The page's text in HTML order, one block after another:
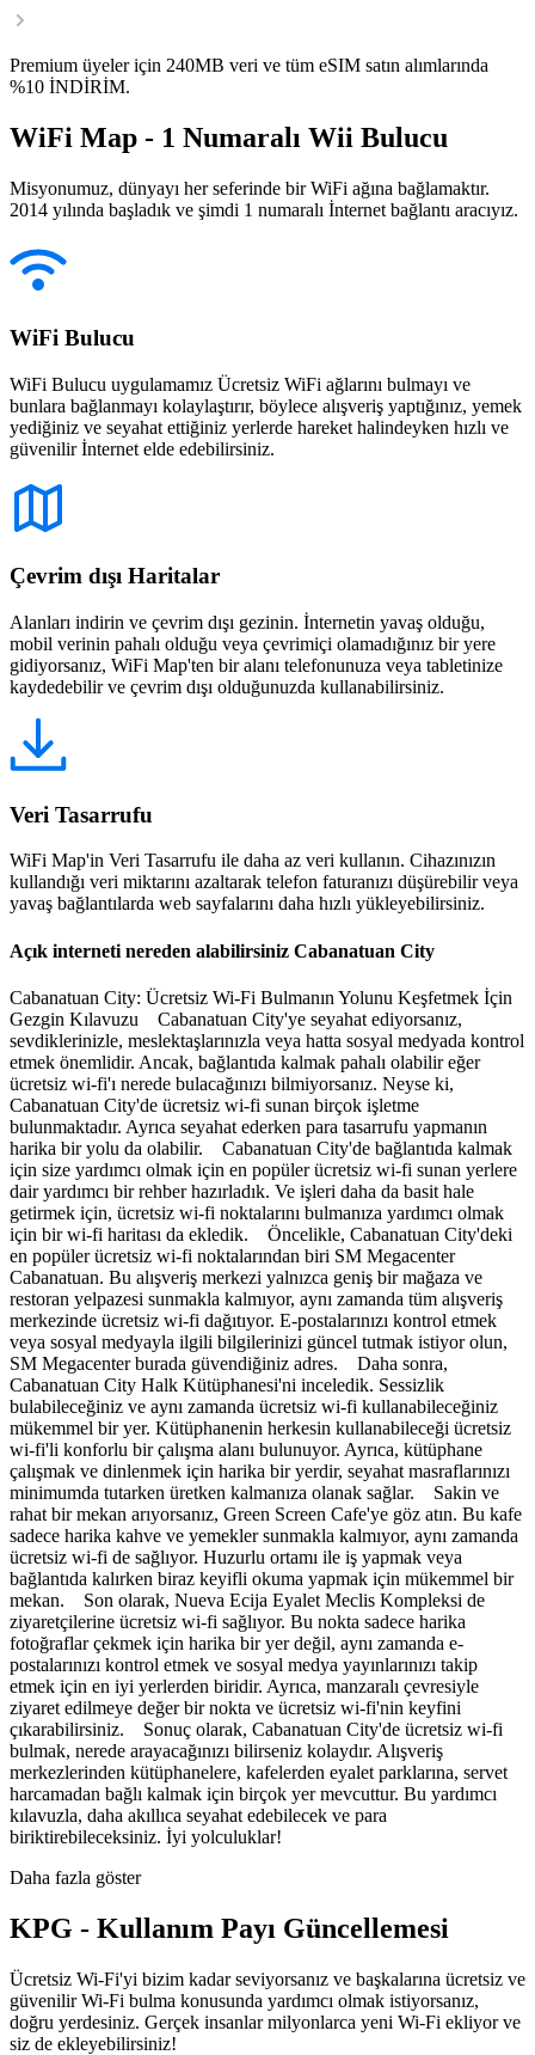
Premium üyeler için 240MB veri ve tüm eSIM satın alımlarında
%10 İNDİRİM.
WiFi Map - 1 Numaralı Wii Bulucu
Misyonumuz, dünyayı her seferinde bir WiFi ağına bağlamaktır.
2014 yılında başladık ve şimdi 1 numaralı İnternet bağlantı aracıyız.
WiFi Bulucu
WiFi Bulucu uygulamamız Ücretsiz WiFi ağlarını bulmayı ve
bunlara bağlanmayı kolaylaştırır, böylece alışveriş yaptığınız, yemek
yediğiniz ve seyahat ettiğiniz yerlerde hareket halindeyken hızlı ve
güvenilir İnternet elde edebilirsiniz.
Çevrim dışı Haritalar
Alanları indirin ve çevrim dışı gezinin. İnternetin yavaş olduğu,
mobil verinin pahalı olduğu veya çevrimiçi olamadığınız bir yere
gidiyorsanız, WiFi Map'ten bir alanı telefonunuza veya tabletinize
kaydedebilir ve çevrim dışı olduğunuzda kullanabilirsiniz.
Veri Tasarrufu
WiFi Map'in Veri Tasarrufu ile daha az veri kullanın. Cihazınızın
kullandığı veri miktarını azaltarak telefon faturanızı düşürebilir veya
yavaş bağlantılarda web sayfalarını daha hızlı yükleyebilirsiniz.
Açık interneti nereden alabilirsiniz Cabanatuan City
Cabanatuan City: Ücretsiz Wi-Fi Bulmanın Yolunu Keşfetmek İçin
Gezgin Kılavuzu Cabanatuan City'ye seyahat ediyorsanız,
sevdiklerinizle, meslektaşlarınızla veya hatta sosyal medyada kontrol
etmek önemlidir. Ancak, bağlantıda kalmak pahalı olabilir eğer
ücretsiz wi-fi'ı nerede bulacağınızı bilmiyorsanız. Neyse ki,
Cabanatuan City'de ücretsiz wi-fi sunan birçok işletme
bulunmaktadır. Ayrıca seyahat ederken para tasarrufu yapmanın
harika bir yolu da olabilir. Cabanatuan City'de bağlantıda kalmak
için size yardımcı olmak için en popüler ücretsiz wi-fi sunan yerlere
dair yardımcı bir rehber hazırladık. Ve işleri daha da basit hale
getirmek için, ücretsiz wi-fi noktalarını bulmanıza yardımcı olmak
için bir wi-fi haritası da ekledik. Öncelikle, Cabanatuan City'deki
en popüler ücretsiz wi-fi noktalarından biri SM Megacenter
Cabanatuan. Bu alışveriş merkezi yalnızca geniş bir mağaza ve
restoran yelpazesi sunmakla kalmıyor, aynı zamanda tüm alışveriş
merkezinde ücretsiz wi-fi dağıtıyor. E-postalarınızı kontrol etmek
veya sosyal medyayla ilgili bilgilerinizi güncel tutmak istiyor olun,
SM Megacenter burada güvendiğiniz adres. Daha sonra,
Cabanatuan City Halk Kütüphanesi'ni inceledik. Sessizlik
bulabileceğiniz ve aynı zamanda ücretsiz wi-fi kullanabileceğiniz
mükemmel bir yer. Kütüphanenin herkesin kullanabileceği ücretsiz
wi-fi'li konforlu bir çalışma alanı bulunuyor. Ayrıca, kütüphane
çalışmak ve dinlenmek için harika bir yerdir, seyahat masraflarınızı
minimumda tutarken üretken kalmanıza olanak sağlar. Sakin ve
rahat bir mekan arıyorsanız, Green Screen Cafe'ye göz atın. Bu kafe
sadece harika kahve ve yemekler sunmakla kalmıyor, aynı zamanda
ücretsiz wi-fi de sağlıyor. Huzurlu ortamı ile iş yapmak veya
bağlantıda kalırken biraz keyifli okuma yapmak için mükemmel bir
mekan. Son olarak, Nueva Ecija Eyalet Meclis Kompleksi de
ziyaretçilerine ücretsiz wi-fi sağlıyor. Bu nokta sadece harika
fotoğraflar çekmek için harika bir yer değil, aynı zamanda e-
postalarınızı kontrol etmek ve sosyal medya yayınlarınızı takip
etmek için en iyi yerlerden biridir. Ayrıca, manzaralı çevresiyle
ziyaret edilmeye değer bir nokta ve ücretsiz wi-fi'nin keyfini
çıkarabilirsiniz. Sonuç olarak, Cabanatuan City'de ücretsiz wi-fi
bulmak, nerede arayacağınızı bilirseniz kolaydır. Alışveriş
merkezlerinden kütüphanelere, kafelerden eyalet parklarına, servet
harcamadan bağlı kalmak için birçok yer mevcuttur. Bu yardımcı
kılavuzla, daha akıllıca seyahat edebilecek ve para
biriktirebileceksiniz. İyi yolculuklar!
Daha fazla göster
KPG - Kullanım Payı Güncellemesi
Ücretsiz Wi-Fi'yi bizim kadar seviyorsanız ve başkalarına ücretsiz ve
güvenilir Wi-Fi bulma konusunda yardımcı olmak istiyorsanız,
doğru yerdesiniz. Gerçek insanlar milyonlarca yeni Wi-Fi ekliyor ve
siz de ekleyebilirsiniz!